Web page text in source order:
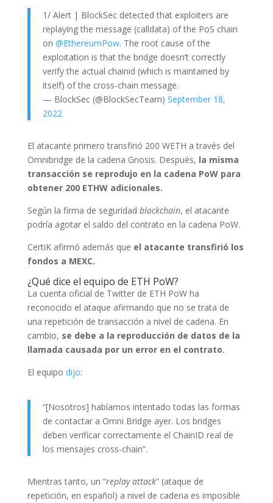
1/ Alert | BlockSec detected that exploiters are
replaying the message (calldata) of the PoS chain
on @EthereumPow. The root cause of the
exploitation is that the bridge doesn’t correctly
verify the actual chainid (which is maintained by
itself) of the cross-chain message.
— BlockSec (@BlockSecTeam) September 18,
2022
El atacante primero transfirió 200 WETH a través del
Omnibridge de la cadena Gnosis. Después, la misma
transacción se reprodujo en la cadena PoW para
obtener 200 ETHW adicionales.
Según la firma de seguridad blockchain, el atacante
podría agotar el saldo del contrato en la cadena PoW.
CertiK afirmó además que el atacante transfirió los
fondos a MEXC.
¿Qué dice el equipo de ETH PoW?
La cuenta oficial de Twitter de ETH PoW ha
reconocido el ataque afirmando que no se trata de
una repetición de transacción a nivel de cadena. En
cambio, se debe a la reproducción de datos de la
llamada causada por un error en el contrato.
El equipo dijo:
“[Nosotros] habíamos intentado todas las formas
de contactar a Omni Bridge ayer. Los bridges
deben verificar correctamente el ChainID real de
los mensajes cross-chain”.
Mientras tanto, un “replay attack” (ataque de
repetición, en español) a nivel de cadena es imposible